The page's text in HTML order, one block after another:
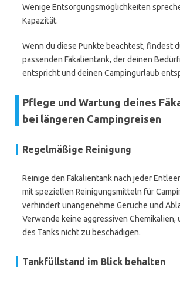
Wenige Entsorgungsmöglichkeiten
Kapazität.
Wenn du diese Punkte beachtest, findest
passenden Fäkalientank, der deinen
entspricht und deinen Campingurlaub
Pflege und Wartung deines
bei längeren Campingreisen
Regelmäßige Reinigung
Reinige den Fäkalientank nach jeder
mit speziellen Reinigungsmitteln für
verhindert unangenehme Gerüche und
Verwende keine aggressiven Chemikalien,
des Tanks nicht zu beschädigen.
Tankfüllstand im Blick behalten